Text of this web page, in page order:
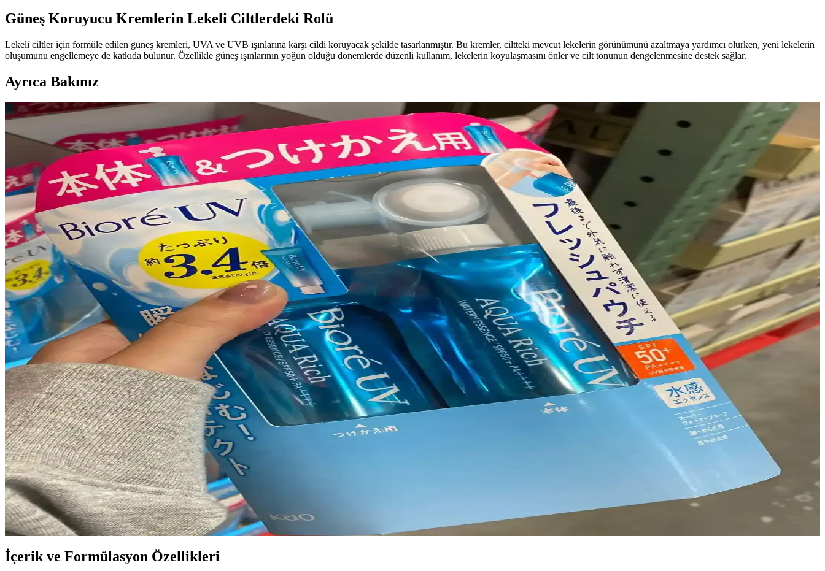
Güneş Koruyucu Kremlerin Lekeli Ciltlerdeki Rolü
Lekeli ciltler için formüle edilen güneş kremleri, UVA ve UVB ışınlarına karşı cildi koruyacak şekilde tasarlanmıştır. Bu kremler, ciltteki mevcut lekelerin görünümünü azaltmaya yardımcı olurken, yeni lekelerin
oluşumunu engellemeye de katkıda bulunur. Özellikle güneş ışınlarının yoğun olduğu dönemlerde düzenli kullanım, lekelerin koyulaşmasını önler ve cilt tonunun dengelenmesine destek sağlar.
Ayrıca Bakınız
Ağız Çevresinde Perioral Dermatit: Nedenleri, Belirtileri ve Etkili Tedavi Yöntemleri
Perioral dermatit, ağız çevresinde kırmızı kabarcıklar ve kızarıklıklarla kendini gösteren cilt rahatsızlığıdır. Nedenleri, belirtileri ve dermatolog kontrolünde uygulanan tedavi yöntemleri detaylıca ele alınmaktadır.
Asya Güzellik Ürünleriyle Fondöten Altı Hazırlık ve Pürüzsüz Makyaj Teknikleri
Asya güzellik ürünleriyle fondöten altına uygun güneş koruyucu, nemlendirici ve primer seçimi makyajın pürüzsüz ve kalıcı olmasını sağlar. Doğru uygulama ve cilt bakımı önemlidir.
Sıcak ve Nemli Havalarda Yağlı Ciltler İçin Hafif ve Mat Güneş Koruyucu Seçimi
Yağlı ciltler için sıcak ve nemli havalarda tercih edilecek güneş koruyucuların hafif, mat yapıda ve suya dayanıklı olması gereklidir. Japon, Kore ve Tayland markaları uygun seçenekler sunar.
Sulfacetamide ve Sülfür İçeren Ürünlerle Seboreik Dermatit ve Kızarıklık Yönetimi Yöntemleri
Sulfacetamide ve sülfür içeren yıkama ürünleri, Rhofade krem ve Malezia nemlendirici gibi ürünlerle seboreik dermatit ve cilt kızarıklığı yönetiminde antimikrobiyal ve nemlendirici etkiler sağlanır. Aktif
maddelerin dönüşümlü kullanımı tedavi etkinliğini artırır.
Asya Güzellik Rutini Perspektifinden Kolajen Üretimini Destekleyen Ürünler ve İçerikler
Asya güzellik rutini kapsamında kolajen üretimini destekleyen retinol, vitamin C, bakır peptitler ve beslenme önerileri detaylandırılmıştır. Güneş koruyucu ve cilt yenilenmesini teşvik eden uygulamalar da ele
alınmıştır.
30PlusSkinCare Subreddit'inde Cilt Bakımı Tartışmaları ve Yaygın Gönderi Türleri İncelemesi
30PlusSkinCare subreddit'inde 30 yaş üstü bireylerin cilt bakımı deneyimleri, gönderi türleri, cilt tipi önemi ve topluluk içi tartışmalar detaylı şekilde ele alınıyor. Temel bakım ve yaşlanma yaklaşımları
inceleniyor.
30'lu Yaşlarda Göz Altı ve Nazolabial Çizgilerin Nedenleri ve Etkili Çözümleri
30 yaş civarında göz altı ve nazolabial çizgilerin oluşumu, ciltteki yaşlanma belirtileriyle ilişkilidir. Nem kaybı, hacim azalması ve yaşam tarzı faktörleri çizgileri etkiler. Etkili bakım ve tedavi yöntemleriyle cilt
sağlığı desteklenebilir.
Costco Japonya'da Güneş Koruyucu Ürün Çeşitliliği, Fiyatlar ve Üyelik Avantajları
Costco Japonya, Japon ve Kore markalarının güneş koruyucularını dengeli sunuyor. Fiyatlar yerel eczanelerle benzer, ancak paket avantajları ve üyelik ayrıcalıkları alışverişi cazip kılıyor.
İçerik ve Formülasyon Özellikleri